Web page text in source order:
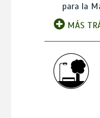
para la
MÁS